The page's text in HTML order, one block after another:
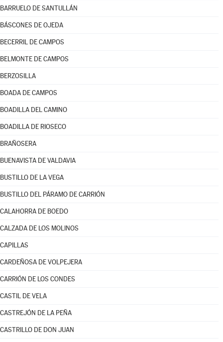
BARRUELO DE SANTULLÁN
BÁSCONES DE OJEDA
BECERRIL DE CAMPOS
BELMONTE DE CAMPOS
BERZOSILLA
BOADA DE CAMPOS
BOADILLA DEL CAMINO
BOADILLA DE RIOSECO
BRAÑOSERA
BUENAVISTA DE VALDAVIA
BUSTILLO DE LA VEGA
BUSTILLO DEL PÁRAMO DE CARRIÓN
CALAHORRA DE BOEDO
CALZADA DE LOS MOLINOS
CAPILLAS
CARDEÑOSA DE VOLPEJERA
CARRIÓN DE LOS CONDES
CASTIL DE VELA
CASTREJÓN DE LA PEÑA
CASTRILLO DE DON JUAN